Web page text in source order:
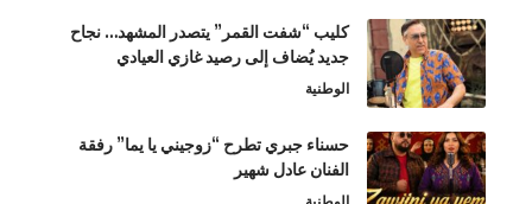
كليب “شفت القمر” يتصدر المشهد… نجاح
جديد يُضاف إلى رصيد غازي العيادي
الوطنية
حسناء جبري تطرح “زوجيني يا يما” رفقة
الفنان عادل شهير